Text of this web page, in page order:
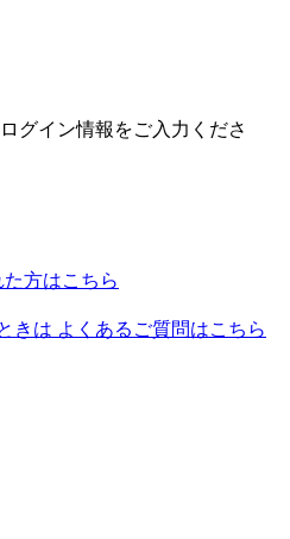
グイン情報をご入力くださ
方はこちら
きは よくあるご質問はこちら